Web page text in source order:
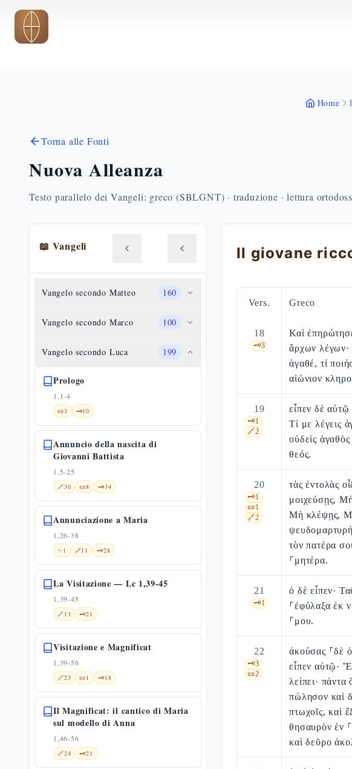
Vai al contenuto principale
Home
Torna alle Fonti
Nuova Alleanza
Testo parallelo dei Vangeli: greco (SBLGNT) · traduzione · lettura
📖 Vangeli
Vangelo secondo Matteo 160
Vangelo secondo Marco 100
Vangelo secondo Luca 199
Prologo
1,1-4
📜3 🗝️10
Annuncio della nascita di
Giovanni Battista
1,5-25
🔗30 📜8 🗝️34
Annunciazione a Maria
1,26-38
✨1 🔗11 🗝️28
La Visitazione — Lc 1,39-45
1,39-45
🔗13 🗝️21
Visitazione e Magnificat
1,39-56
🔗23 📜1 🗝️18
Il Magnificat: il cantico di Maria
sul modello di Anna
1,46-56
🔗24 🗝️21
Il giovane
Vers. Greco
18
🗝️3
Καὶ
ἄρχων λέγων·
ἀγαθέ, τί
αἰώνιον
19
🗝️1
🔗2
εἶπεν δὲ αὐτῷ
Τί με λέγεις
οὐδεὶς ἀγαθὸς
θεός.
20
🗝️1
📜1
🔗2
τὰς ἐντολὰς
μοιχεύσῃς,
Μὴ κλέψῃς,
τὸν πατέρα
⸀μητέρα.
21
🗝️1
ὁ δὲ εἶπεν·
⸀ἐφύλαξα ἐκ
⸀μου.
22
🗝️3
📜2
ἀκούσας ⸀δὲ
εἶπεν αὐτῷ·
λείπει· πάντα
πώλησον καὶ
πτωχοῖς, καὶ
θησαυρὸν ἐν
καὶ δεῦρο